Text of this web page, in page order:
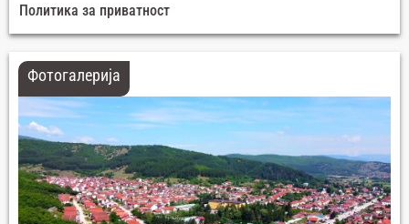
Политика за приватност
Фотогалерија